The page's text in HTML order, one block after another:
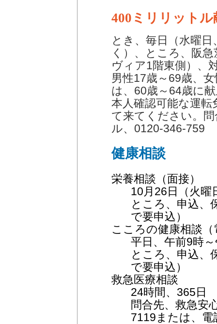
400ミリリット
とき、毎日（水曜
く）、ところ、阪
ヴィア1階東側）、
男性17歳～69歳、
は、60歳～64歳に
本人確認可能な運転
て来てください。
ル、0120-346-759
健康相談
栄養相談（面接）
10月26日（火曜
ところ、申込、
で要申込）
こころの健康相談（
平日、午前9時
ところ、申込、
で要申込）
救急医療相談
24時間、365日
問合先、救急安
7119または、